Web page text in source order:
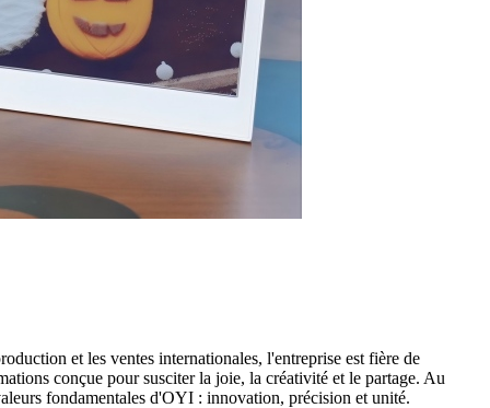
et les ventes internationales, l'entreprise est fière de
conçue pour susciter la joie, la créativité et le partage. Au
fondamentales d'OYI : innovation, précision et unité.